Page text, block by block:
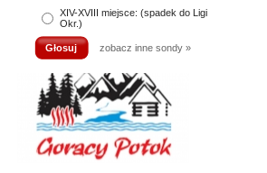
XIV-XVIII miejsce: (spadek do Ligi
Okr.)
zobacz inne sondy »